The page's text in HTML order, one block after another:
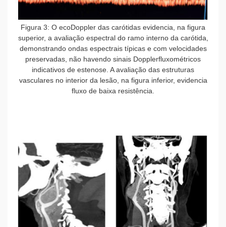
Figura 3: O ecoDoppler das carótidas evidencia, na figura
superior, a avaliação espectral do ramo interno da carótida,
demonstrando ondas espectrais típicas e com velocidades
preservadas, não havendo sinais Dopplerfluxométricos
indicativos de estenose. A avaliação das estruturas
vasculares no interior da lesão, na figura inferior, evidencia
fluxo de baixa resistência.